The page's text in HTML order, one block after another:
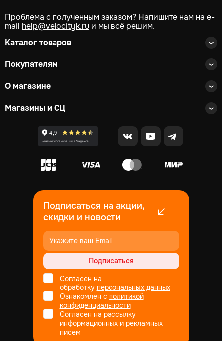
Проблема с полученным заказом? Напишите нам на e-
mail help@velocityk.ru и мы всё решим.
Каталог товаров
Покупателям
О магазине
Магазины и СЦ
Подписаться на акции,
скидки и новости
Подписаться
Согласен на
обработку персональных данных
Ознакомлен с политикой
конфиденциальности
Согласен на рассылку
информационных и рекламных
писем